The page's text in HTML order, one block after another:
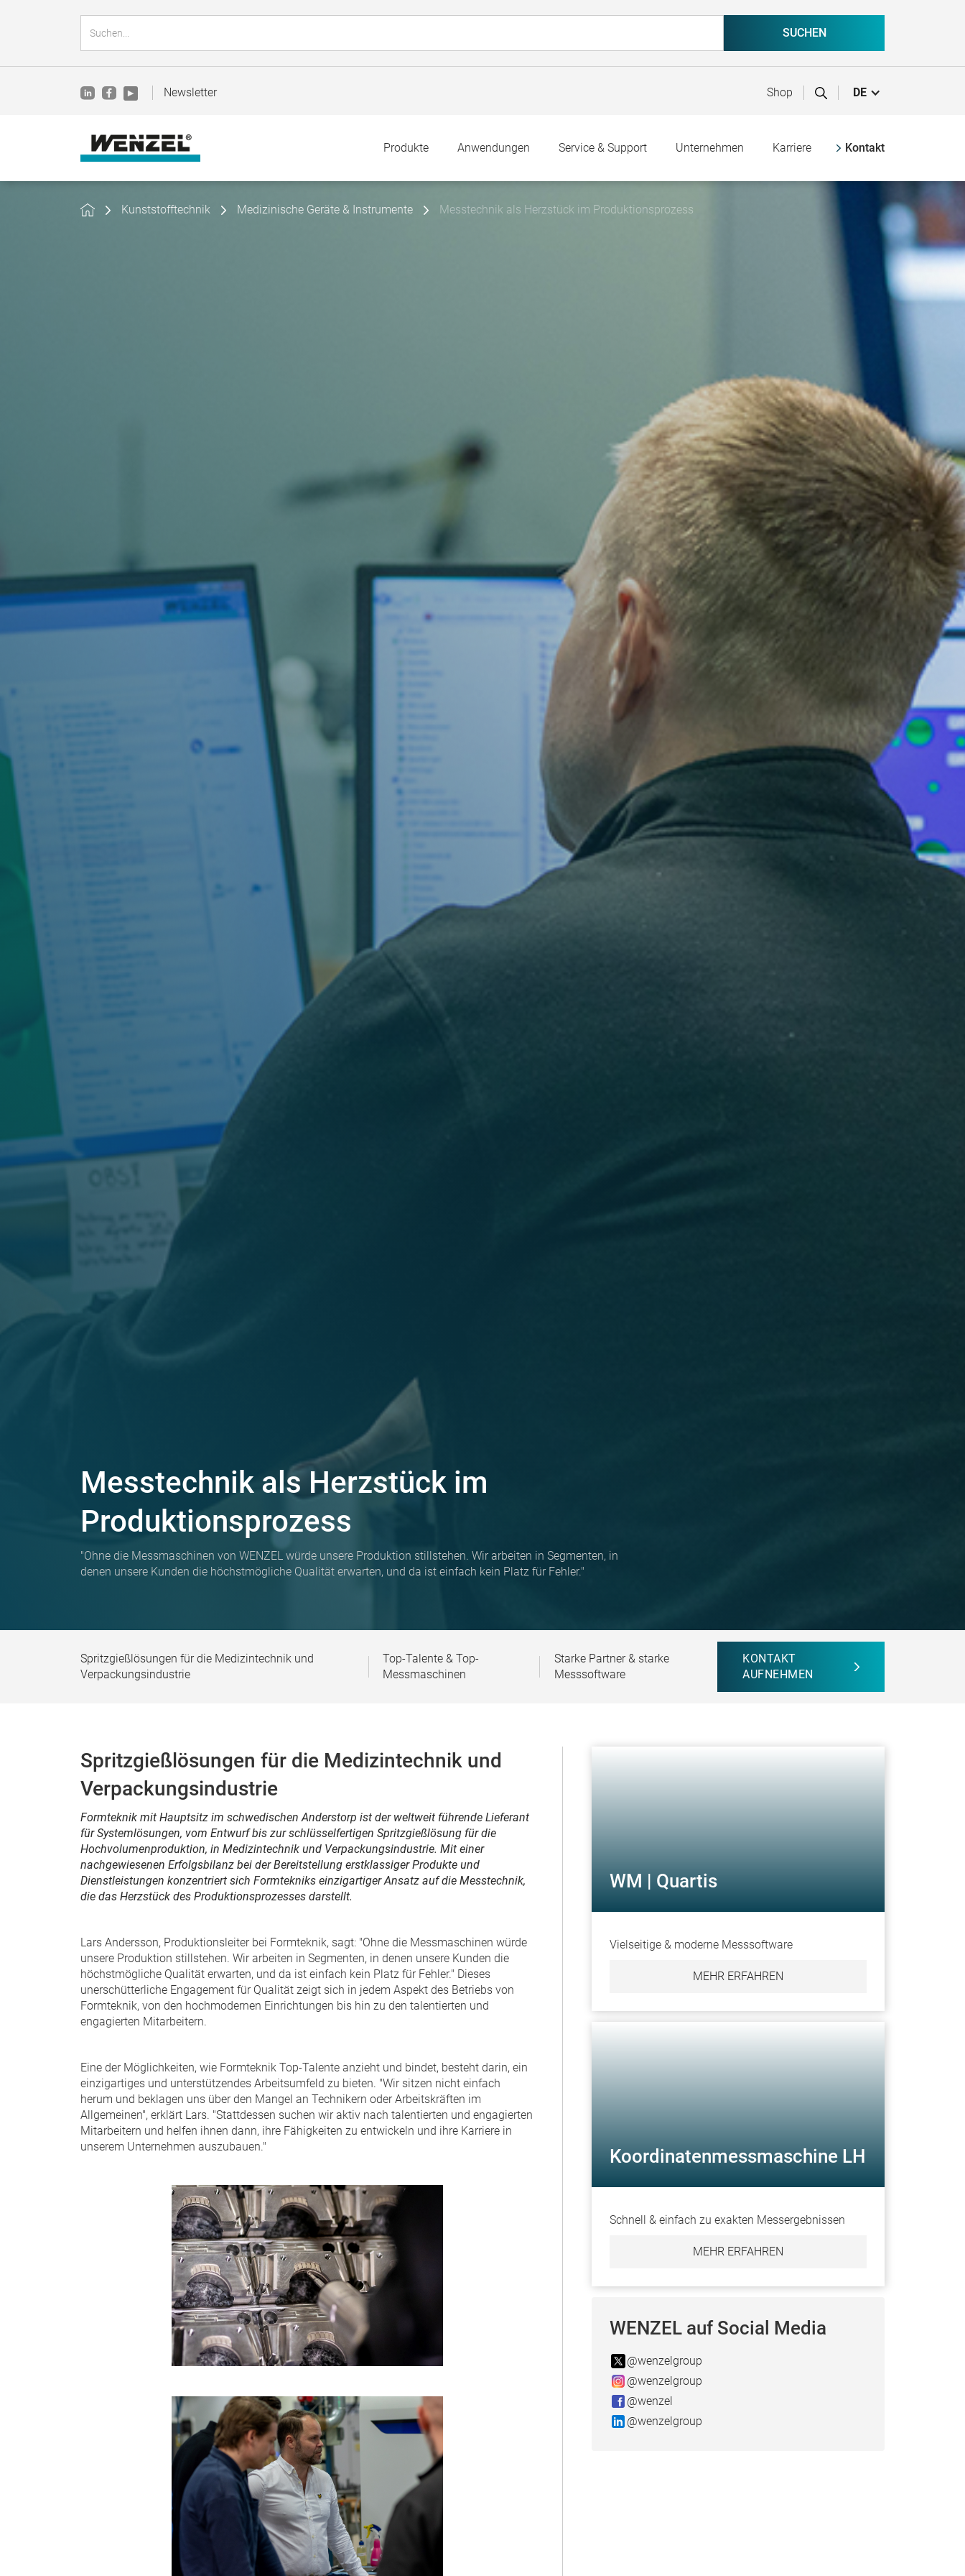
Newsletter Shop DE
Produkte Anwendungen Service & Support Unternehmen Karriere Kontakt
Kunststofftechnik Medizinische Geräte & Instrumente Messtechnik als Herzstück im Produktionsprozess
Messtechnik als Herzstück im
Produktionsprozess
"Ohne die Messmaschinen von WENZEL würde unsere Produktion stillstehen. Wir arbeiten in Segmenten, in
denen unsere Kunden die höchstmögliche Qualität erwarten, und da ist einfach kein Platz für Fehler."
Spritzgießlösungen für die Medizintechnik und
Verpackungsindustrie
Top-Talente & Top-
Messmaschinen
Starke Partner & starke
Messsoftware
KONTAKT
AUFNEHMEN
Spritzgießlösungen für die Medizintechnik und
Verpackungsindustrie
Formteknik mit Hauptsitz im schwedischen Anderstorp ist der weltweit führende Lieferant
für Systemlösungen, vom Entwurf bis zur schlüsselfertigen Spritzgießlösung für die
Hochvolumenproduktion, in Medizintechnik und Verpackungsindustrie. Mit einer
nachgewiesenen Erfolgsbilanz bei der Bereitstellung erstklassiger Produkte und
Dienstleistungen konzentriert sich Formtekniks einzigartiger Ansatz auf die Messtechnik,
die das Herzstück des Produktionsprozesses darstellt.
Lars Andersson, Produktionsleiter bei Formteknik, sagt: "Ohne die Messmaschinen würde
unsere Produktion stillstehen. Wir arbeiten in Segmenten, in denen unsere Kunden die
höchstmögliche Qualität erwarten, und da ist einfach kein Platz für Fehler." Dieses
unerschütterliche Engagement für Qualität zeigt sich in jedem Aspekt des Betriebs von
Formteknik, von den hochmodernen Einrichtungen bis hin zu den talentierten und
engagierten Mitarbeitern.
Eine der Möglichkeiten, wie Formteknik Top-Talente anzieht und bindet, besteht darin, ein
einzigartiges und unterstützendes Arbeitsumfeld zu bieten. "Wir sitzen nicht einfach
herum und beklagen uns über den Mangel an Technikern oder Arbeitskräften im
Allgemeinen", erklärt Lars. "Stattdessen suchen wir aktiv nach talentierten und engagierten
Mitarbeitern und helfen ihnen dann, ihre Fähigkeiten zu entwickeln und ihre Karriere in
unserem Unternehmen auszubauen."
WM | Quartis
Vielseitige & moderne Messsoftware
MEHR ERFAHREN
Koordinatenmessmaschine LH
Schnell & einfach zu exakten Messergebnissen
MEHR ERFAHREN
WENZEL auf Social Media
@wenzelgroup
@wenzelgroup
@wenzel
@wenzelgroup